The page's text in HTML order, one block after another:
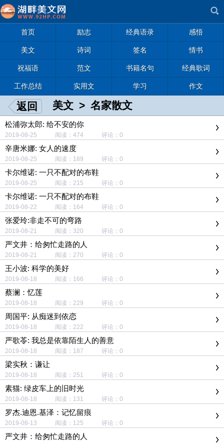
首页 励志 经典语录 感悟
美文 诗词 签名 情书
祝福语 范文 书籍名句 经典歌词
工作总结 实用文 学习 作文
返回 美文 > 名家散文
松浦弥太郎: 给不安的你
2019-08-25 阅读：474 评论：0
辛唐米娜: 女人的速度
2019-08-25 阅读：189 评论：0
卡尔维诺: 一只不配对的布鞋
2019-08-25 阅读：215 评论：0
卡尔维诺: 一只不配对的布鞋
2019-08-22 阅读：164 评论：0
张爱玲:非走不可的弯路
2019-08-21 阅读：320 评论：0
严文井：给匆忙走路的人
2019-08-21 阅读：270 评论：0
王小波: 科学的美好
2019-08-18 阅读：166 评论：0
蔡澜：忆莲
2019-08-18 阅读：229 评论：0
周国平: 从痴迷到依恋
2019-08-18 阅读：222 评论：0
严歌苓: 我总是依靠陌生人的善意
2019-08-18 阅读：187 评论：0
梁实秋：谦让
2019-08-18 阅读：251 评论：0
素猫: 绿皮车上的旧时光
2019-08-18 阅读：131 评论：0
罗杰.迪恩.基泽：记忆留痕
2019-08-13 阅读：125 评论：0
严文井：给匆忙走路的人